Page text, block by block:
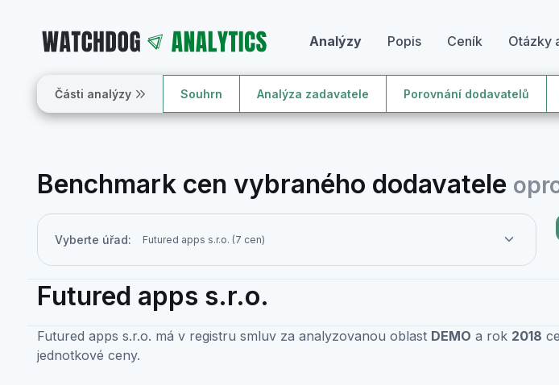
Analýzy Popis Ceník Otázky
Části analýzy Souhrn Analýza zadavatele Porovnání dodavatelů
Benchmark cen vybraného dodavatele
Vyberte úřad:
Futured apps s.r.o.
Futured apps s.r.o. má v registru smluv za analyzovanou oblast DEMO a rok 2018
jednotkové ceny.